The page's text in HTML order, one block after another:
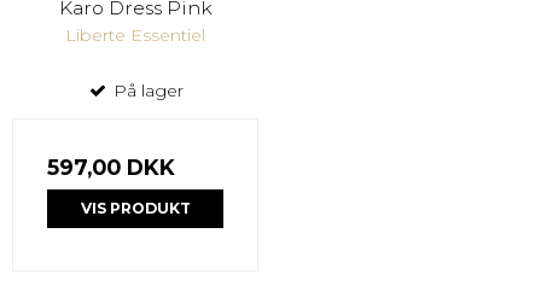
Karo Dress Pink
Liberte Essentiel
På lager
597,00 DKK
VIS PRODUKT